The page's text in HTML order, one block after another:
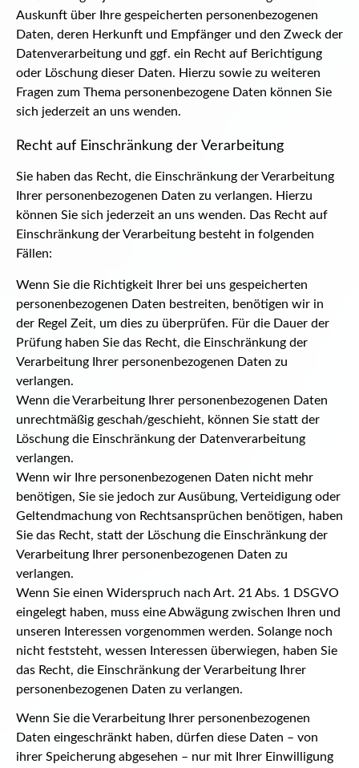
Auskunft über Ihre gespeicherten personenbezogenen
Daten, deren Herkunft und Empfänger und den Zweck der
Datenverarbeitung und ggf. ein Recht auf Berichtigung
oder Löschung dieser Daten. Hierzu sowie zu weiteren
Fragen zum Thema personenbezogene Daten können Sie
sich jederzeit an uns wenden.
Recht auf Einschränkung der Verarbeitung
Sie haben das Recht, die Einschränkung der Verarbeitung
Ihrer personenbezogenen Daten zu verlangen. Hierzu
können Sie sich jederzeit an uns wenden. Das Recht auf
Einschränkung der Verarbeitung besteht in folgenden
Fällen:
Wenn Sie die Richtigkeit Ihrer bei uns gespeicherten
personenbezogenen Daten bestreiten, benötigen wir in
der Regel Zeit, um dies zu überprüfen. Für die Dauer der
Prüfung haben Sie das Recht, die Einschränkung der
Verarbeitung Ihrer personenbezogenen Daten zu
verlangen.
Wenn die Verarbeitung Ihrer personenbezogenen Daten
unrechtmäßig geschah/geschieht, können Sie statt der
Löschung die Einschränkung der Datenverarbeitung
verlangen.
Wenn wir Ihre personenbezogenen Daten nicht mehr
benötigen, Sie sie jedoch zur Ausübung, Verteidigung oder
Geltendmachung von Rechtsansprüchen benötigen, haben
Sie das Recht, statt der Löschung die Einschränkung der
Verarbeitung Ihrer personenbezogenen Daten zu
verlangen.
Wenn Sie einen Widerspruch nach Art. 21 Abs. 1 DSGVO
eingelegt haben, muss eine Abwägung zwischen Ihren und
unseren Interessen vorgenommen werden. Solange noch
nicht feststeht, wessen Interessen überwiegen, haben Sie
das Recht, die Einschränkung der Verarbeitung Ihrer
personenbezogenen Daten zu verlangen.
Wenn Sie die Verarbeitung Ihrer personenbezogenen
Daten eingeschränkt haben, dürfen diese Daten – von
ihrer Speicherung abgesehen – nur mit Ihrer Einwilligung